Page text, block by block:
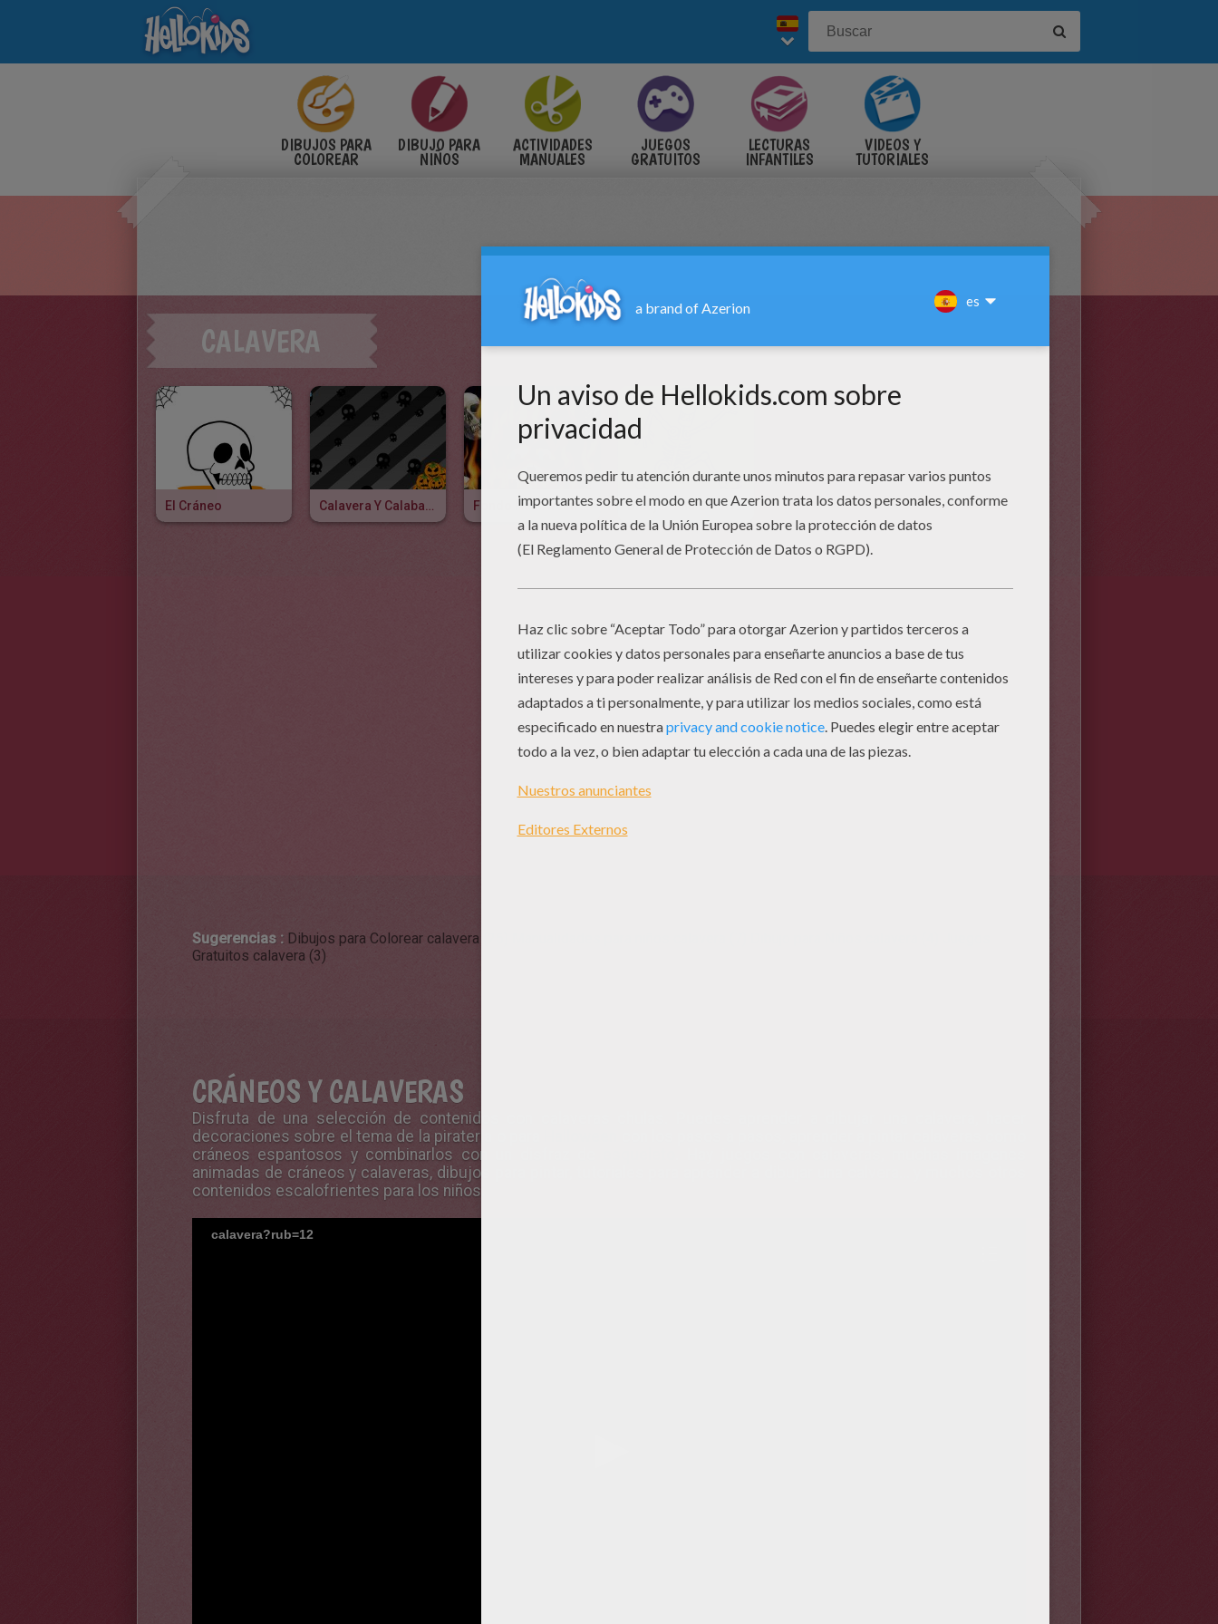
DIBUJOS PARA
COLOREAR
DIBUJO PARA
NIÑOS
ACTIVIDADES
MANUALES
JUEGOS
GRATUITOS
LECTURAS
INFANTILES
VIDEOS Y
TUTORIALES
CALAVERA
El Cráneo Fondo Halloween Calaveras Y Fuego Dibujar Una CALAVERA
Sugerencias : Dibujos para Colorear calavera (25)
Gratuitos calavera (3)
CRÁNEOS Y CALAVERAS
Disfruta de una selección de contenidos con calaveras chulas. Puedes aprender a dibujar una calavera, hacer
decoraciones sobre el tema de la piratería o para
cráneos espantosos y combinarlos con un disfraz de
animadas de cráneos y calaveras, dibujos para pintar, tutoriales para aprender a dibujar una calvera... y muchos otros
contenidos escalofrientes para los niños.
calavera?rub=12